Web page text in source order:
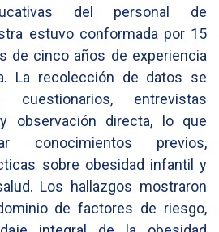
del personal de
estuvo conformada por 15
de cinco años de experiencia
La recolección de datos se
cuestionarios, entrevistas
observación directa, lo que
conocimientos previos,
sobre obesidad infantil y
Los hallazgos mostraron
de factores de riesgo,